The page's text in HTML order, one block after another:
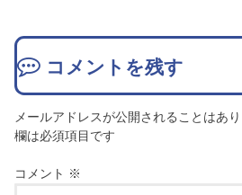
コメントを残す
メールアドレスが公開されることはあり
欄は必須項目です
コメント ※